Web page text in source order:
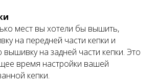
мест вы хотели бы вышить,
на передней части кепки и
на задней части кепки. Это
время настройки вашей
кепки.